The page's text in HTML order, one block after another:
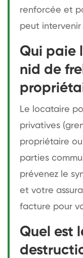
renforcée et
peut intervenir
Qui paie
nid de
Le locataire
privatives
propriétaire
parties
prévenez le
et votre
facture pour
Quel est